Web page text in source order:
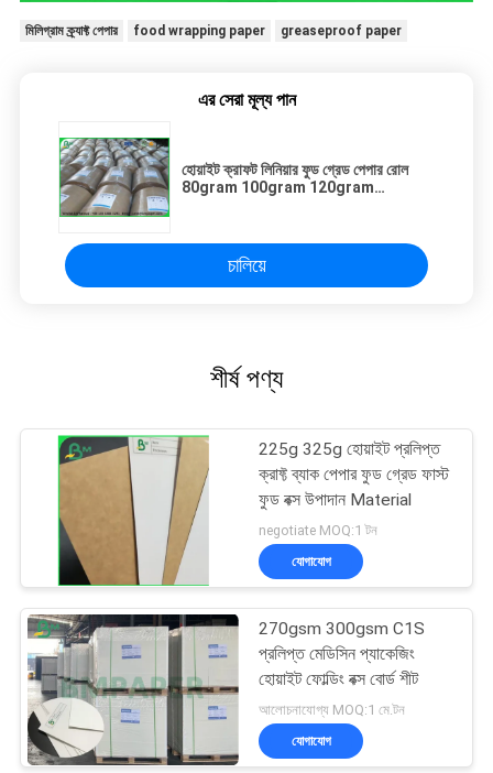
মিলিগ্রাম ক্র্যাফ্ট পেপার food wrapping paper greaseproof paper
এর সেরা মূল্য পান
হোয়াইট ক্রাফট লিনিয়ার ফুড গ্রেড পেপার রোল
80gram 100gram 120gram
চালিয়ে
শীর্ষ পণ্য
225g 325g হোয়াইট প্রলিপ্ত
ক্রাফ্ট ব্যাক পেপার ফুড গ্রেড ফাস্ট
ফুড বক্স উপাদান Material
negotiate MOQ:1 টন
যোগাযোগ
270gsm 300gsm C1S
প্রলিপ্ত মেডিসিন প্যাকেজিং
হোয়াইট ফোল্ডিং বক্স বোর্ড শীট
আলোচনাযোগ্য MOQ:1 মে.টন
যোগাযোগ